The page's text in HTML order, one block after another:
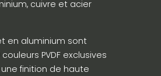
cuivre et acier
en aluminium sont
PVDF exclusives
une finition de haute